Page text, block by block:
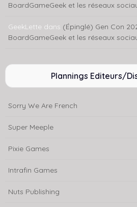
BoardGameGeek et les réseaux
GeekLette dans (Épinglé) Gen Con
BoardGameGeek et les réseaux
Plannings Editeurs/
Sorry We Are French
Super Meeple
Pixie Games
Intrafin Games
Nuts Publishing